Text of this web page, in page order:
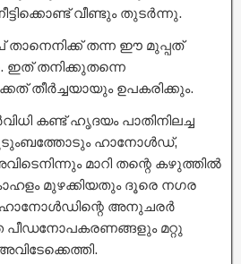
വീണ്ടും തുടർന്നു.
താനെനിക്ക് തന്ന ഈ മുപ്പത്
ഇത് തനിക്കുതന്നെ
തീർച്ചയായും ഉപകരിക്കും.
കണ്ട് ഹൃദയം പാതിനിലച്ച
ഹാനോൾഡ്,
മാറി തന്റെ കഴുത്തിൽ
മുഴക്കിയതും ദൂരെ നഗര
ഹാനോൾഡിന്റെ അനുചരർ
പീഡനോപകരണങ്ങളും മറ്റു